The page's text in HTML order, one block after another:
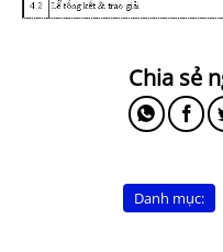
Danh mục: